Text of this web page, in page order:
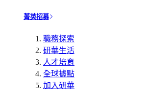
菁英招募
職務探索
研華生活
人才培育
全球據點
加入研華